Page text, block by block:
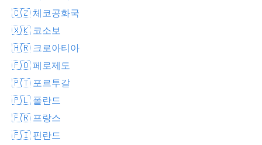
🇨🇿 체코공화국
🇽🇰 코소보
🇭🇷 크로아티아
🇫🇴 페로제도
🇵🇹 포르투갈
🇵🇱 폴란드
🇫🇷 프랑스
🇫🇮 핀란드